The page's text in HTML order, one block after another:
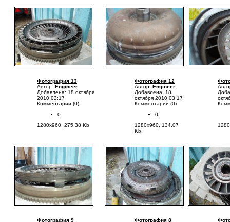
Фотография 13
Автор: Engineer
Добавлена: 18 октября
2010 03:17
Комментарии (0)
0
1280x960, 275.38 Kb
Фотография 12
Автор: Engineer
Добавлена: 18
октября 2010 03:17
Комментарии (0)
0
1280x960, 134.07
Kb
Фотография 9
Фотография 8